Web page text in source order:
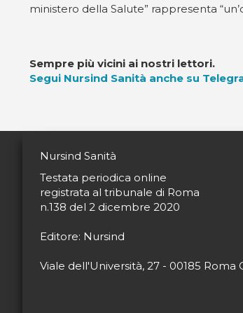
ministero della Salute” rappresenta
Sempre più vicini ai nostri lettori.
Segui Nursind Sanità anche su
Nursind Sanità
Testata periodica online
registrata al tribunale di Roma
n.138 del 2 dicembre 2020
Editore: Nursind
Viale dell'Università, 27 - 00185 Roma